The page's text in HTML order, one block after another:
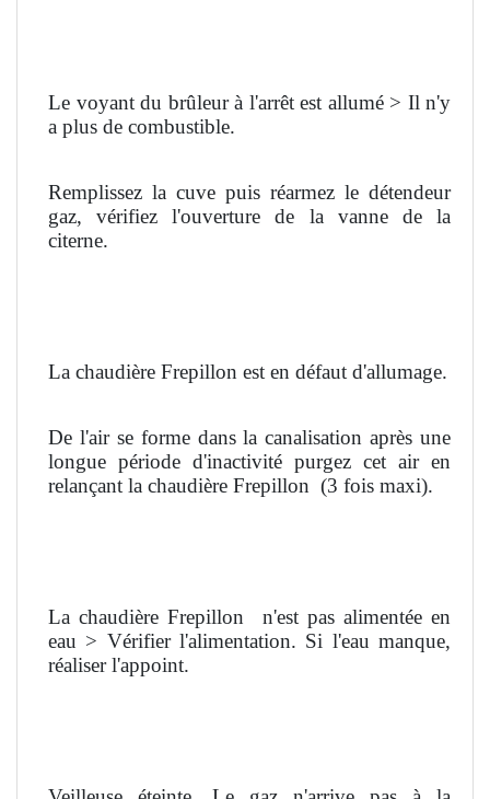
Le voyant du brûleur à l'arrêt est allumé > Il n'y
a plus de combustible.
Remplissez la cuve puis réarmez le détendeur
gaz, vérifiez l'ouverture de la vanne de la
citerne.
La chaudière Frepillon est en défaut d'allumage.
De l'air se forme dans la canalisation après une
longue période d'inactivité purgez cet air en
relançant la chaudière Frepillon (3 fois maxi).
La chaudière Frepillon
n'est pas alimentée en
eau > Vérifier l'alimentation. Si l'eau manque,
réaliser l'appoint.